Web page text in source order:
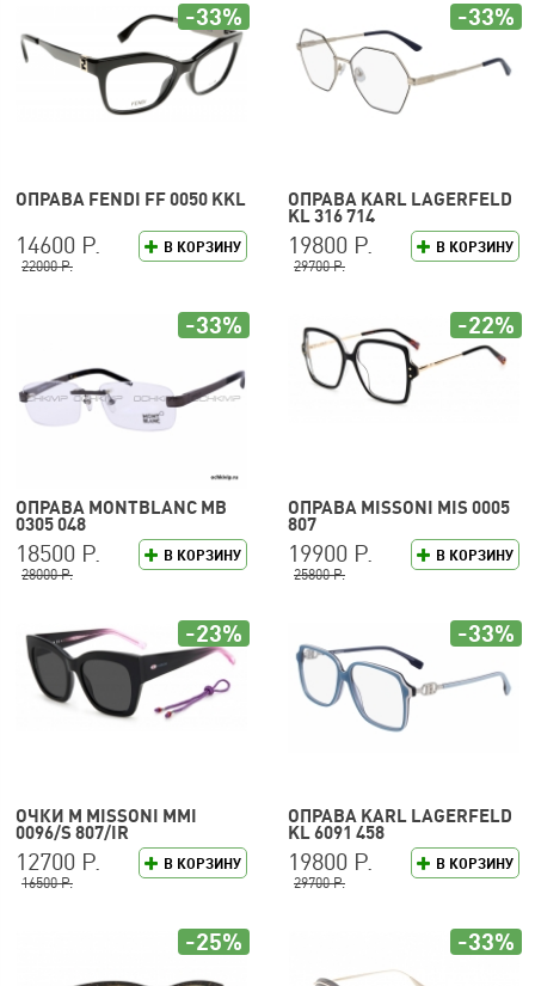
ОПРАВА FENDI FF 0050 KKL
В КОРЗИНУ
14600 Р.
22000 Р.
-33%
ОПРАВА KARL LAGERFELD
KL 316 714
В КОРЗИНУ
19800 Р.
29700 Р.
-33%
ОПРАВА MONTBLANC MB
0305 048
В КОРЗИНУ
18500 Р.
28000 Р.
-33%
ОПРАВА MISSONI MIS 0005
807
В КОРЗИНУ
19900 Р.
25800 Р.
-22%
ОЧКИ M MISSONI MMI
0096/S 807/IR
В КОРЗИНУ
12700 Р.
16500 Р.
-23%
ОПРАВА KARL LAGERFELD
KL 6091 458
В КОРЗИНУ
19800 Р.
29700 Р.
-33%
-25% -33%